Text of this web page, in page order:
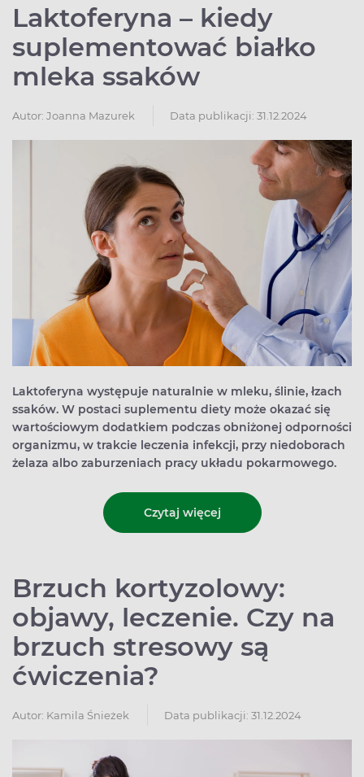
Laktoferyna – kiedy
suplementować białko
mleka ssaków
Autor: Joanna Mazurek Data publikacji: 31.12.2024
Laktoferyna występuje naturalnie w mleku, ślinie, łzach
ssaków. W postaci suplementu diety może okazać się
wartościowym dodatkiem podczas obniżonej odporności
organizmu, w trakcie leczenia infekcji, przy niedoborach
żelaza albo zaburzeniach pracy układu pokarmowego.
Czytaj więcej
Brzuch kortyzolowy:
objawy, leczenie. Czy na
brzuch stresowy są
ćwiczenia?
Autor: Kamila Śnieżek Data publikacji: 31.12.2024